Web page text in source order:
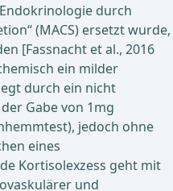
durch
(MACS) ersetzt wurde,
[Fassnacht et al., 2016
ein milder
durch ein nicht
Gabe von 1mg
jedoch ohne
eines
Kortisolexzess geht mit
und